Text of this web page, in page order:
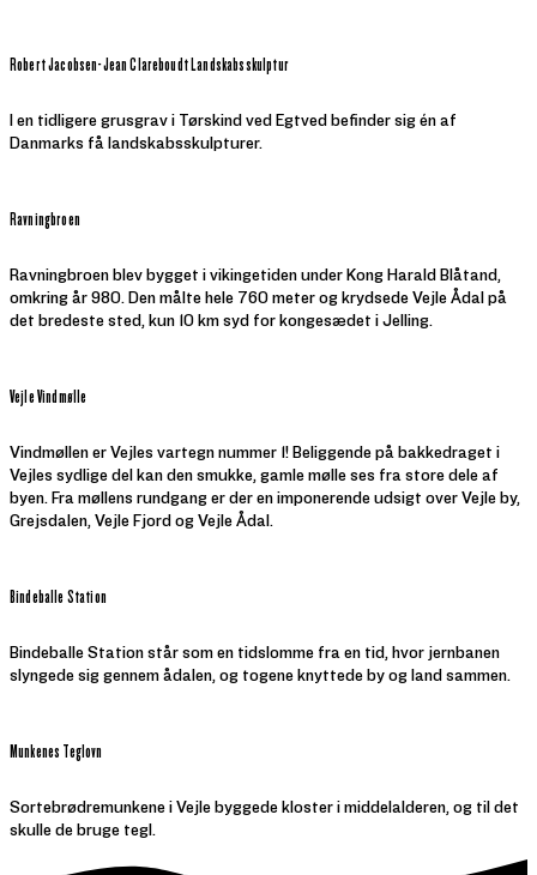
Robert Jacobsen-Jean Clareboudt Landskabsskulptur
I en tidligere grusgrav i Tørskind ved Egtved befinder sig én af
Danmarks få landskabsskulpturer.
Ravningbroen
Ravningbroen blev bygget i vikingetiden under Kong Harald Blåtand,
omkring år 980. Den målte hele 760 meter og krydsede Vejle Ådal på
det bredeste sted, kun 10 km syd for kongesædet i Jelling.
Vejle Vindmølle
Vindmøllen er Vejles vartegn nummer 1! Beliggende på bakkedraget i
Vejles sydlige del kan den smukke, gamle mølle ses fra store dele af
byen. Fra møllens rundgang er der en imponerende udsigt over Vejle by,
Grejsdalen, Vejle Fjord og Vejle Ådal.
Bindeballe Station
Bindeballe Station står som en tidslomme fra en tid, hvor jernbanen
slyngede sig gennem ådalen, og togene knyttede by og land sammen.
Munkenes Teglovn
Sortebrødremunkene i Vejle byggede kloster i middelalderen, og til det
skulle de bruge tegl.